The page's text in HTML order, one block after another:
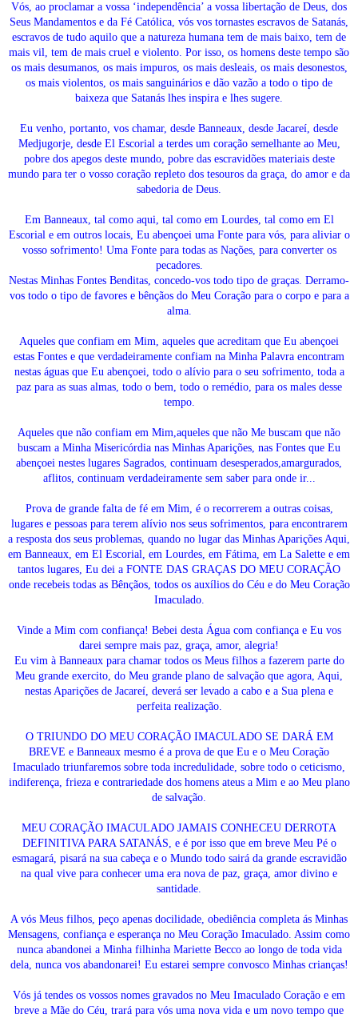
Vós, ao proclamar a vossa ‘independência’ a vossa libertação de Deus, dos
Seus Mandamentos e da Fé Católica, vós vos tornastes escravos de Satanás,
escravos de tudo aquilo que a natureza humana tem de mais baixo, tem de
mais vil, tem de mais cruel e violento. Por isso, os homens deste tempo são
os mais desumanos, os mais impuros, os mais desleais, os mais desonestos,
os mais violentos, os mais sanguinários e dão vazão a todo o tipo de
baixeza que Satanás lhes inspira e lhes sugere.
Eu venho, portanto, vos chamar, desde Banneaux, desde Jacareí, desde
Medjugorje, desde El Escorial a terdes um coração semelhante ao Meu,
pobre dos apegos deste mundo, pobre das escravidões materiais deste
mundo para ter o vosso coração repleto dos tesouros da graça, do amor e da
sabedoria de Deus.
Em Banneaux, tal como aqui, tal como em Lourdes, tal como em El
Escorial e em outros locais, Eu abençoei uma Fonte para vós, para aliviar o
vosso sofrimento! Uma Fonte para todas as Nações, para converter os
pecadores.
Nestas Minhas Fontes Benditas, concedo-vos todo tipo de graças. Derramo-
vos todo o tipo de favores e bênçãos do Meu Coração para o corpo e para a
alma.
Aqueles que confiam em Mim, aqueles que acreditam que Eu abençoei
estas Fontes e que verdadeiramente confiam na Minha Palavra encontram
nestas águas que Eu abençoei, todo o alívio para o seu sofrimento, toda a
paz para as suas almas, todo o bem, todo o remédio, para os males desse
tempo.
Aqueles que não confiam em Mim,aqueles que não Me buscam que não
buscam a Minha Misericórdia nas Minhas Aparições, nas Fontes que Eu
abençoei nestes lugares Sagrados, continuam desesperados,amargurados,
aflitos, continuam verdadeiramente sem saber para onde ir...
Prova de grande falta de fé em Mim, é o recorrerem a outras coisas,
lugares e pessoas para terem alívio nos seus sofrimentos, para encontrarem
a resposta dos seus problemas, quando no lugar das Minhas Aparições Aqui,
em Banneaux, em El Escorial, em Lourdes, em Fátima, em La Salette e em
tantos lugares, Eu dei a FONTE DAS GRAÇAS DO MEU CORAÇÃO
onde recebeis todas as Bênçãos, todos os auxílios do Céu e do Meu Coração
Imaculado.
Vinde a Mim com confiança! Bebei desta Água com confiança e Eu vos
darei sempre mais paz, graça, amor, alegria!
Eu vim à Banneaux para chamar todos os Meus filhos a fazerem parte do
Meu grande exercito, do Meu grande plano de salvação que agora, Aqui,
nestas Aparições de Jacareí, deverá ser levado a cabo e a Sua plena e
perfeita realização.
O TRIUNDO DO MEU CORAÇÃO IMACULADO SE DARÁ EM
BREVE e Banneaux mesmo é a prova de que Eu e o Meu Coração
Imaculado triunfaremos sobre toda incredulidade, sobre todo o ceticismo,
indiferença, frieza e contrariedade dos homens ateus a Mim e ao Meu plano
de salvação.
MEU CORAÇÃO IMACULADO JAMAIS CONHECEU DERROTA
DEFINITIVA PARA SATANÁS, e é por isso que em breve Meu Pé o
esmagará, pisará na sua cabeça e o Mundo todo sairá da grande escravidão
na qual vive para conhecer uma era nova de paz, graça, amor divino e
santidade.
A vós Meus filhos, peço apenas docilidade, obediência completa ás Minhas
Mensagens, confiança e esperança no Meu Coração Imaculado. Assim como
nunca abandonei a Minha filhinha Mariette Becco ao longo de toda vida
dela, nunca vos abandonarei! Eu estarei sempre convosco Minhas crianças!
Vós já tendes os vossos nomes gravados no Meu Imaculado Coração e em
breve a Mãe do Céu, trará para vós uma nova vida e um novo tempo que